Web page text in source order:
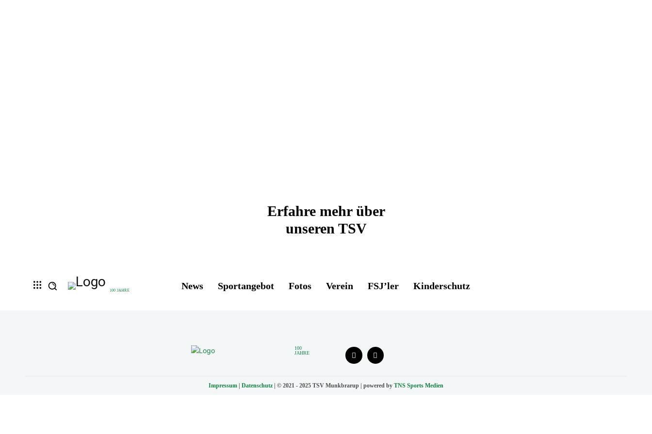
Erfahre mehr über
unseren TSV
100 JAHRE News Sportangebot Fotos Verein FSJ’ler Kinderschutz
100
JAHRE
Impressum | Datenschutz | © 2021 - 2025 TSV Munkbrarup | powered by TNS Sports Medien